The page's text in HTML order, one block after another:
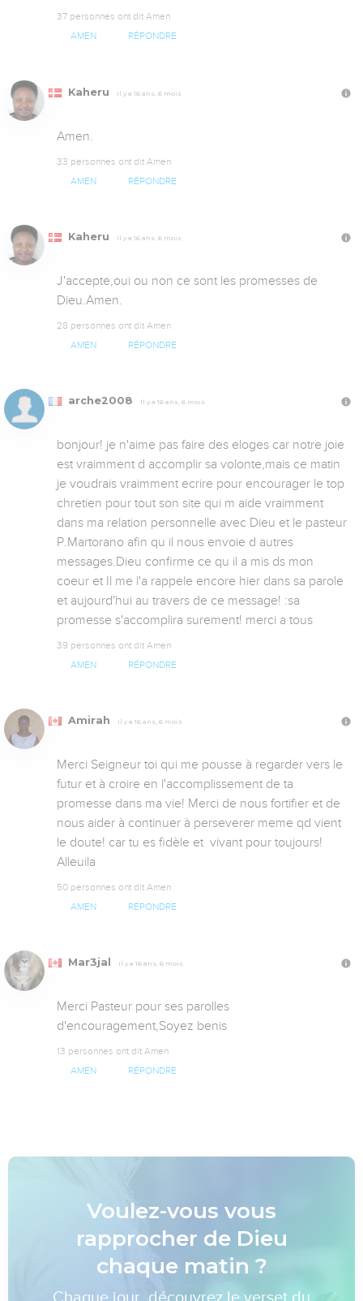
37 personnes ont dit Amen
AMEN RÉPONDRE
Kaheru Il y a 16 ans, 6 mois
Amen.
33 personnes ont dit Amen
AMEN RÉPONDRE
Kaheru Il y a 16 ans, 6 mois
J'accepte,oui ou non ce sont les promesses de
Dieu.Amen.
28 personnes ont dit Amen
AMEN RÉPONDRE
arche2008 Il y a 16 ans, 6 mois
bonjour! je n'aime pas faire des eloges car notre joie
est vraimment d accomplir sa volonte,mais ce matin
je voudrais vraimment ecrire pour encourager le top
chretien pour tout son site qui m aide vraimment
dans ma relation personnelle avec Dieu et le pasteur
P.Martorano afin qu il nous envoie d autres
messages.Dieu confirme ce qu il a mis ds mon
coeur et Il me l'a rappele encore hier dans sa parole
et aujourd'hui au travers de ce message! :sa
promesse s'accomplira surement! merci a tous
39 personnes ont dit Amen
AMEN RÉPONDRE
Amirah Il y a 16 ans, 6 mois
Merci Seigneur toi qui me pousse à regarder vers le
futur et à croire en l'accomplissement de ta
promesse dans ma vie! Merci de nous fortifier et de
nous aider à continuer à perseverer meme qd vient
le doute! car tu es fidèle et  vivant pour toujours!
Alleuila
50 personnes ont dit Amen
AMEN RÉPONDRE
Mar3jal Il y a 16 ans, 6 mois
Merci Pasteur pour ses parolles
d'encouragement,Soyez benis
13 personnes ont dit Amen
AMEN RÉPONDRE
Voulez-vous vous
rapprocher de Dieu
chaque matin ?